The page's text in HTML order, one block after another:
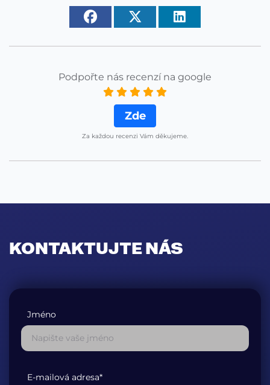
Podpořte nás recenzí na google
Zde
Za každou recenzi Vám děkujeme.
KONTAKTUJTE NÁS
Jméno
E-mailová adresa*